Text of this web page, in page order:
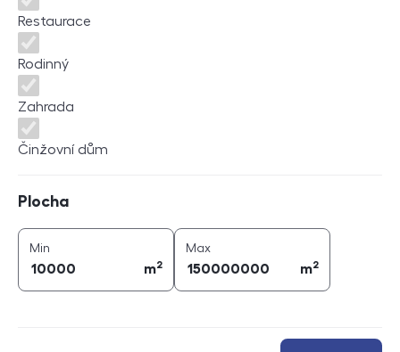
Restaurace
Rodinný
Zahrada
Činžovní dům
Plocha
Min
m2
Maxplocha (
m2